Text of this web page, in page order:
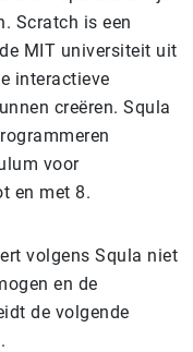
Scratch is een
MIT universiteit uit
interactieve
creëren. Squla
voor
en met 8.
volgens Squla niet
en de
de volgende